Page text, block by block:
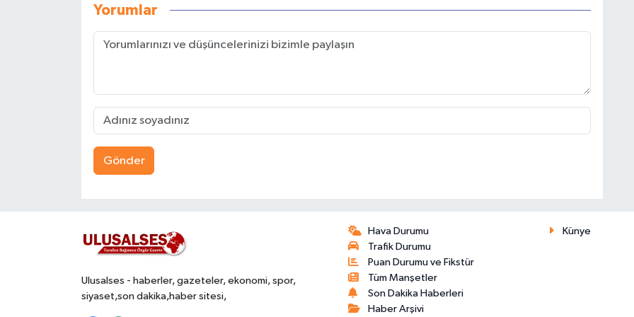
Yorumlar
Gönder
Ulusalses - haberler, gazeteler, ekonomi, spor,
siyaset,son dakika,haber sitesi,
Hava Durumu
Trafik Durumu
Puan Durumu ve Fikstür
Tüm Manşetler
Son Dakika Haberleri
Haber Arşivi
Künye